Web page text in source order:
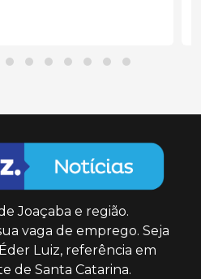
Joaçaba e região.
vaga de emprego. Seja
Luiz, referência em
de Santa Catarina.